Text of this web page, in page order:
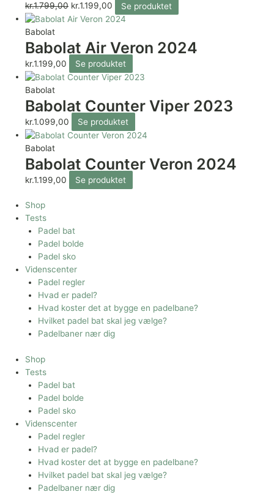
kr.1.799,00 kr.1.199,00 Se produktet
Babolat
Babolat Air Veron 2024
kr.1.199,00 Se produktet
Babolat
Babolat Counter Viper 2023
kr.1.099,00 Se produktet
Babolat
Babolat Counter Veron 2024
kr.1.199,00 Se produktet
Shop
Tests
Padel bat
Padel bolde
Padel sko
Videnscenter
Padel regler
Hvad er padel?
Hvad koster det at bygge en padelbane?
Hvilket padel bat skal jeg vælge?
Padelbaner nær dig
Shop
Tests
Padel bat
Padel bolde
Padel sko
Videnscenter
Padel regler
Hvad er padel?
Hvad koster det at bygge en padelbane?
Hvilket padel bat skal jeg vælge?
Padelbaner nær dig